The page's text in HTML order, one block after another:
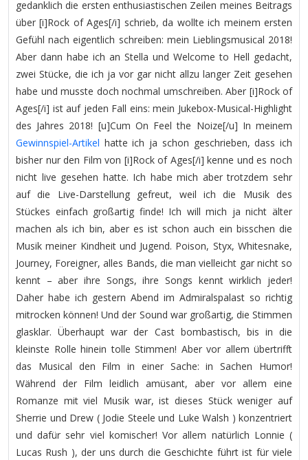
gedanklich die ersten enthusiastischen Zeilen meines Beitrags
über [i]Rock of Ages[/i] schrieb, da wollte ich meinem ersten
Gefühl nach eigentlich schreiben: mein Lieblingsmusical 2018!
Aber dann habe ich an Stella und Welcome to Hell gedacht,
zwei Stücke, die ich ja vor gar nicht allzu langer Zeit gesehen
habe und musste doch nochmal umschreiben. Aber [i]Rock of
Ages[/i] ist auf jeden Fall eins: mein Jukebox-Musical-Highlight
des Jahres 2018! [u]Cum On Feel the Noize[/u] In meinem
Gewinnspiel-Artikel hatte ich ja schon geschrieben, dass ich
bisher nur den Film von [i]Rock of Ages[/i] kenne und es noch
nicht live gesehen hatte. Ich habe mich aber trotzdem sehr
auf die Live-Darstellung gefreut, weil ich die Musik des
Stückes einfach großartig finde! Ich will mich ja nicht älter
machen als ich bin, aber es ist schon auch ein bisschen die
Musik meiner Kindheit und Jugend. Poison, Styx, Whitesnake,
Journey, Foreigner, alles Bands, die man vielleicht gar nicht so
kennt – aber ihre Songs, ihre Songs kennt wirklich jeder!
Daher habe ich gestern Abend im Admiralspalast so richtig
mitrocken können! Und der Sound war großartig, die Stimmen
glasklar. Überhaupt war der Cast bombastisch, bis in die
kleinste Rolle hinein tolle Stimmen! Aber vor allem übertrifft
das Musical den Film in einer Sache: in Sachen Humor!
Während der Film leidlich amüsant, aber vor allem eine
Romanze mit viel Musik war, ist dieses Stück weniger auf
Sherrie und Drew ( Jodie Steele und Luke Walsh ) konzentriert
und dafür sehr viel komischer! Vor allem natürlich Lonnie (
Lucas Rush ), der uns durch die Geschichte führt ist für viele